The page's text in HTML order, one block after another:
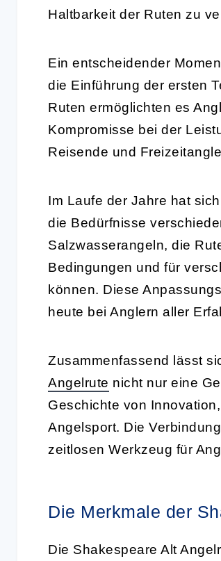
Haltbarkeit der Ruten zu
Ein entscheidender
die Einführung der ersten
Ruten ermöglichten es
Kompromisse bei der
Reisende und
Im Laufe der Jahre hat
die Bedürfnisse
Salzwasserangeln, die
Bedingungen und für
können. Diese
heute bei Anglern aller
Zusammenfassend lässt
Angelrute nicht nur eine
Geschichte von
Angelsport. Die
zeitlosen Werkzeug für
Die Merkmale der
Die Shakespeare Alt